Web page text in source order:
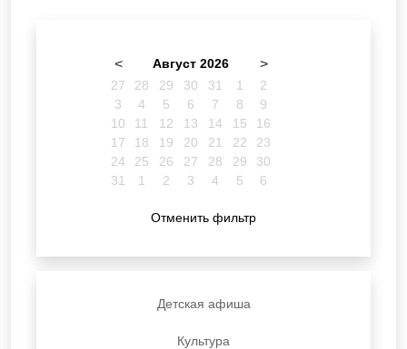
< Август 2026 >
27 28 29 30 31 1
2
3
4 5 6 7 8
9
10
11 12 13 14 15
16
17
18 19 20 21 22
23
24
25 26 27 28 29
30
31
1 2 3 4 5 6
Отменить фильтр
Детская афиша
Культура